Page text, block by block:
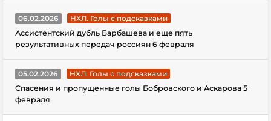
06.02.2026
НХЛ. Голы с подсказками
Ассистентский дубль Барбашева и еще пять
результативных передач россиян 6 февраля
05.02.2026
НХЛ. Голы с подсказками
Спасения и пропущенные голы Бобровского и Аскарова 5
февраля